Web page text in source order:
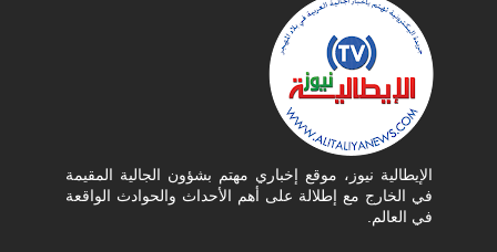
الإيطالية نيوز، موقع إخباري مهتم بشؤون الجالية المقيمة
في الخارج مع إطلالة على أهم الأحداث والحوادث الواقعة
في العالم.